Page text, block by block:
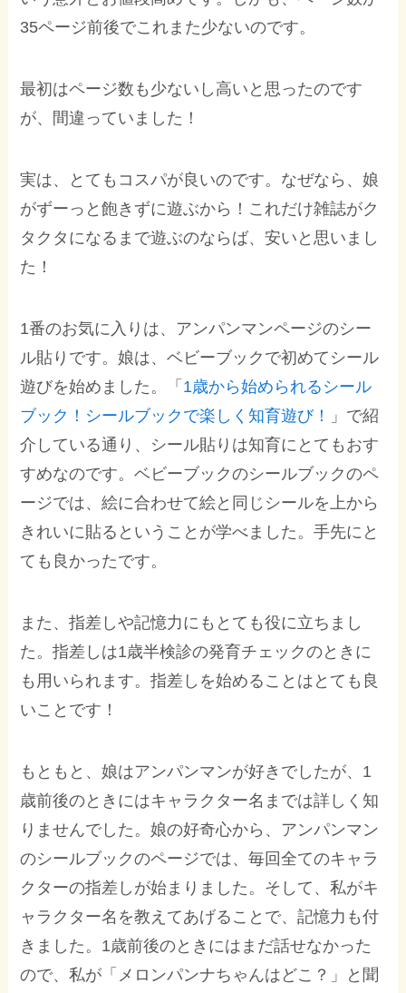
35ページ前後でこれまた少ないのです。
最初はページ数も少ないし高いと思ったのです
が、間違っていました！
実は、とてもコスパが良いのです。なぜなら、娘
がずーっと飽きずに遊ぶから！これだけ雑誌がク
タクタになるまで遊ぶのならば、安いと思いまし
た！
1番のお気に入りは、アンパンマンページのシー
ル貼りです。娘は、ベビーブックで初めてシール
遊びを始めました。「 1歳から始められるシール
ブック！シールブックで楽しく知育遊び！
」で紹
介している通り、シール貼りは知育にとてもおす
すめなのです。ベビーブックのシールブックのペ
ージでは、絵に合わせて絵と同じシールを上から
きれいに貼るということが学べました。手先にと
ても良かったです。
また、指差しや記憶力にもとても役に立ちまし
た。指差しは1歳半検診の発育チェックのときに
も用いられます。指差しを始めることはとても良
いことです！
もともと、娘はアンパンマンが好きでしたが、1
歳前後のときにはキャラクター名までは詳しく知
りませんでした。娘の好奇心から、アンパンマン
のシールブックのページでは、毎回全てのキャラ
クターの指差しが始まりました。そして、私がキ
ャラクター名を教えてあげることで、記憶力も付
きました。1歳前後のときにはまだ話せなかった
ので、私が「メロンパンナちゃんはどこ？」と聞